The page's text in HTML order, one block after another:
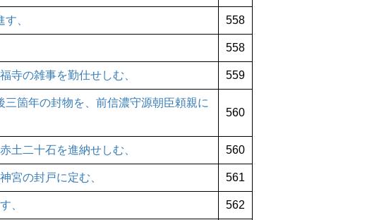
、 558
558
寺の雑事を勤仕せしむ、 559
箇年の封物を、前信濃守源朝臣頼親に
560
土二十石を進納せしむ、 560
宮の封戸に定む、 561
、 562